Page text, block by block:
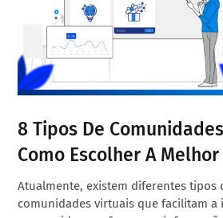
8 Tipos De
Como Escolher A Melhor
Atualmente, existem diferentes tipos
comunidades virtuais que facilitam a